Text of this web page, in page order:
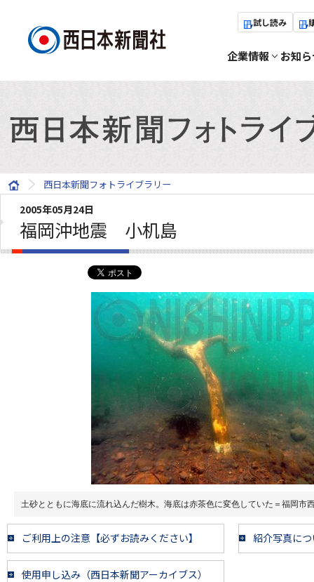
試し読み
企業情報 お知
西日本新聞フォトライブラリー
2005年05月24日
福岡沖地震 小机島
土砂とともに海底に流れ込んだ樹木。海底は赤茶色に変色していた＝福岡市
ご利用上の注意【必ずお読みください】 紹介写真に
使用申し込み（西日本新聞アーカイブス）